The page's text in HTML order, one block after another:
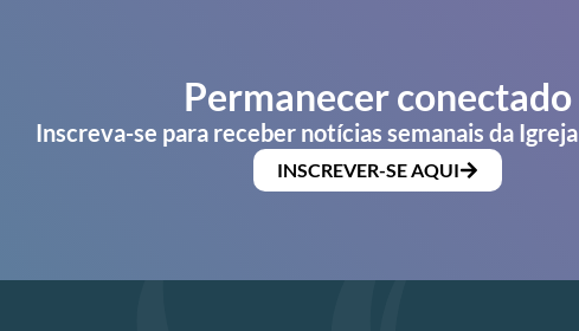
Permanecer conectado
Inscreva-se para receber notícias semanais da
INSCREVER-SE AQUI